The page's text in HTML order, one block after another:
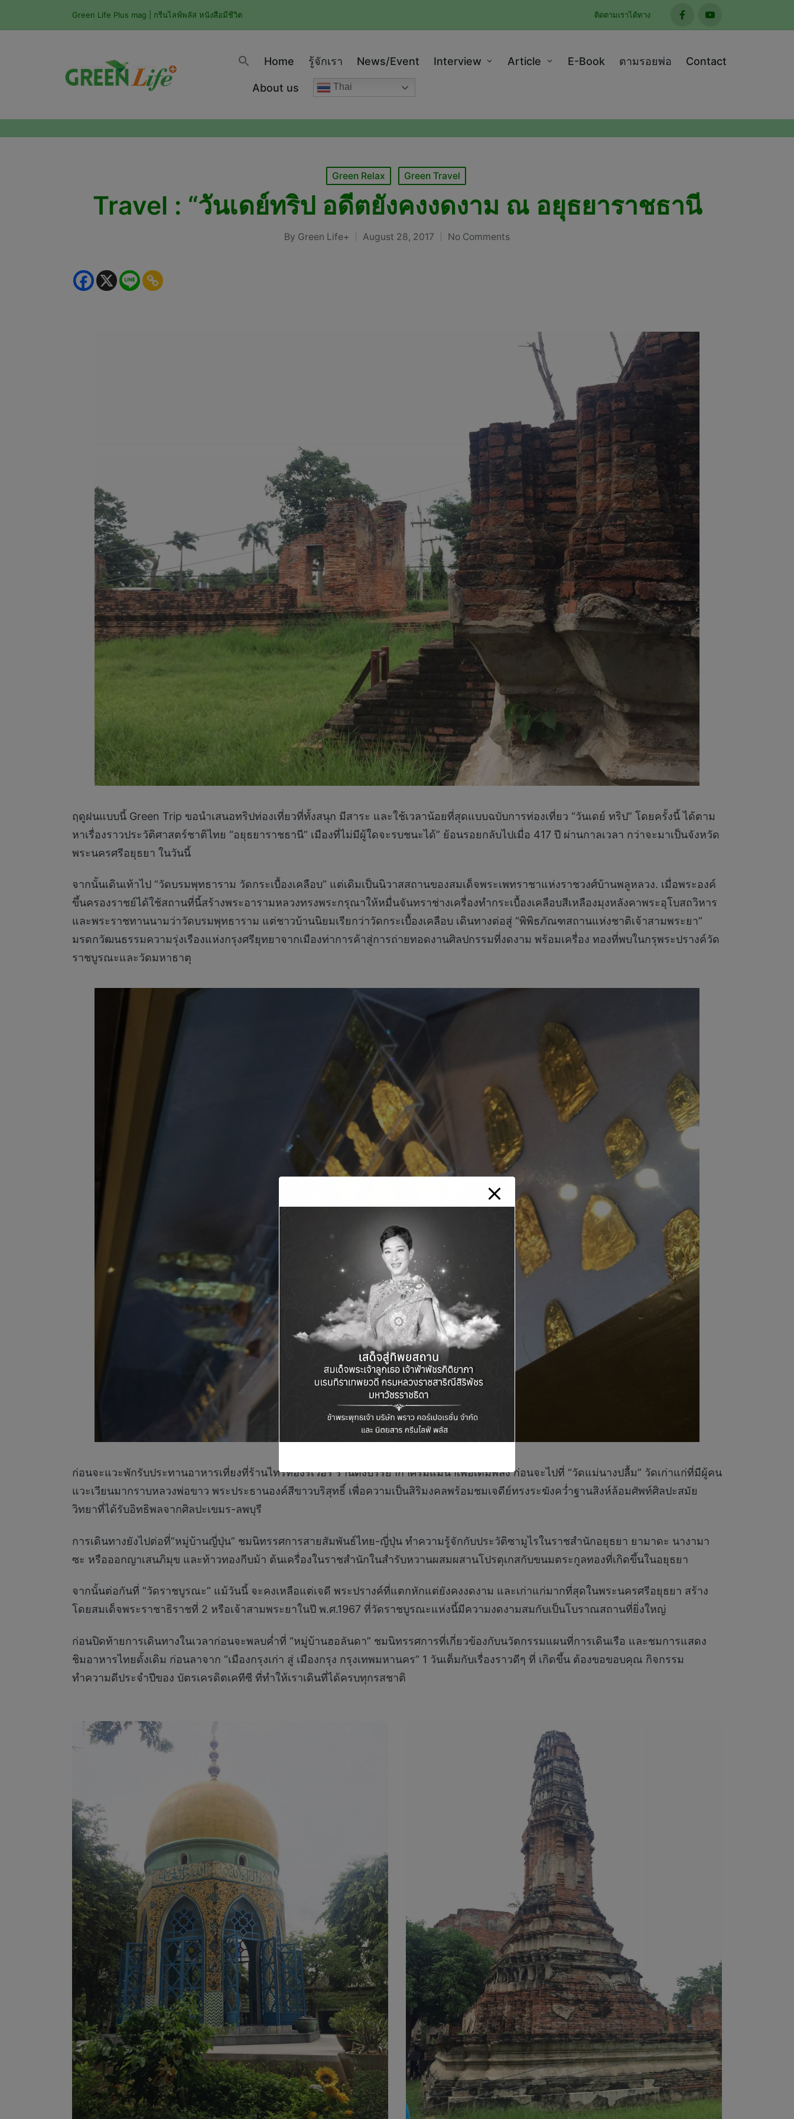
Green Life Plus mag | กรีนไลฟ์พลัส หนังสือมีชีวิต ติดตามเราได้ทาง
facebookyoutube
Home รู้จักเรา News/Event Interview Article E-Book ตามรอยพ่อ Contact
About us Thai
Posted
Green Relax Green Travel
Travel : “วันเดย์ทริป อดีตยังคงงดงาม ณ อยุธยาราชธานี
Posted
By Green Life+ August 28, 2017 No Comments
ฤดูฝนแบบนี้ Green Trip ขอนำเสนอทริปท่องเที่ยวที่ทั้งสนุก มีสาระ และใช้เวลาน้อยที่สุดแบบฉบับการท่องเที่ยว “วันเดย์ ทริป” โดยครั้งนี้ ได้ตาม
หาเรื่องราวประวัติศาสตร์ชาติไทย “อยุธยาราชธานี” เมืองที่ไม่มีผู้ใดจะรบชนะได้” ย้อนรอยกลับไปเมื่อ 417 ปี ผ่านกาลเวลา กว่าจะมาเป็นจังหวัด
พระนครศรีอยุธยา ในวันนี้
จากนั้นเดินเท้าไป “วัดบรมพุทธาราม วัดกระเบื้องเคลือบ” แต่เดิมเป็นนิวาสสถานของสมเด็จพระเพทราชาแห่งราชวงศ์บ้านพลูหลวง. เมื่อพระองค์
ขึ้นครองราชย์ได้ใช้สถานที่นี้สร้างพระอารามหลวงทรงพระกรุณาให้หมื่นจันทราช่างเครื่องทำกระเบื้องเคลือบสีเหลืองมุงหลังคาพระอุโบสถวิหาร
และพระราชทานนามว่าวัดบรมพุทธาราม แต่ชาวบ้านนิยมเรียกว่าวัดกระเบื้องเคลือบ เดินทางต่อสู่ “พิพิธภัณฑสถานแห่งชาติเจ้าสามพระยา”
มรดกวัฒนธรรมความรุ่งเรืองแห่งกรุงศรียุทยาจากเมืองท่าการค้าสู่การถ่ายทอดงานศิลปกรรมที่งดงาม พร้อมเครื่อง ทองที่พบในกรุพระปรางค์วัด
ราชบูรณะและวัดมหาธาตุ
ก่อนจะแวะพักรับประทานอาหารเที่ยงที่ร้านไทรทองริเวอร์ ร้านดังบรรยากาศริมแม่น้ำเพื่อเติมพลัง ก่อนจะไปที่ “วัดแม่นางปลื้ม” วัดเก่าแก่ที่มีผู้คน
แวะเวียนมากราบหลวงพ่อขาว พระประธานองค์สีขาวบริสุทธิ์ เพื่อความเป็นสิริมงคลพร้อมชมเจดีย์ทรงระฆังคว่ำฐานสิงห์ล้อมศัพท์ศิลปะสมัย
วิทยาที่ได้รับอิทธิพลจากศิลปะเขมร-ลพบุรี
การเดินทางยังไปต่อที่”หมู่บ้านญี่ปุ่น” ชมนิทรรศการสายสัมพันธ์ไทย-ญี่ปุ่น ทำความรู้จักกับประวัติซามูไรในราชสำนักอยุธยา ยามาดะ นางามา
ซะ หรือออกญาเสนภิมุข และท้าวทองกีบม้า ต้นเครื่องในราชสำนักในสำรับหวานผสมผสานโปรตุเกสกับขนมตระกูลทองที่เกิดขึ้นในอยุธยา
จากนั้นต่อกันที่ “วัดราชบูรณะ” แม้วันนี้ จะคงเหลือแต่เจดี พระปรางค์ที่แตกหักแต่ยังคงงดงาม และเก่าแก่มากที่สุดในพระนครศรีอยุธยา สร้าง
โดยสมเด็จพระราชาธิราชที่ 2 หรือเจ้าสามพระยาในปี พ.ศ.1967 ที่วัดราชบูรณะแห่งนี้มีความงดงามสมกับเป็นโบราณสถานที่ยิ่งใหญ่
ก่อนปิดท้ายการเดินทางในเวลาก่อนจะพลบค่ำที่ “หมู่บ้านฮอลันดา” ชมนิทรรศการที่เกี่ยวข้องกับนวัตกรรมแผนที่การเดินเรือ และชมการแสดง
ชิมอาหารไทยดั้งเดิม ก่อนลาจาก “เมืองกรุงเก่า สู่ เมืองกรุง กรุงเทพมหานคร” 1 วันเต็มกับเรื่องราวดีๆ ที่ เกิดขึ้น ต้องขอขอบคุณ กิจกรรม
ทำความดีประจำปีของ บัตรเครดิตเคทีซี ที่ทำให้เราเดินที่ได้ครบทุกรสชาติ